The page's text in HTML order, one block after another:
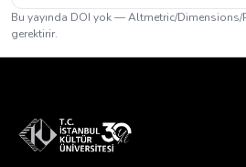
Bu yayında DOI yok — Altmetric/Dimensions/
gerektirir.